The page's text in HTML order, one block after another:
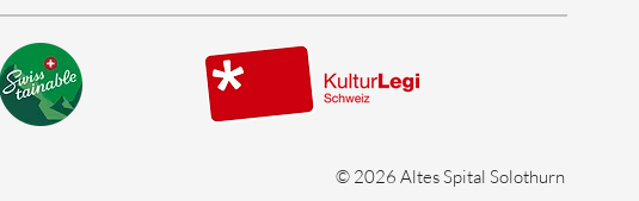
© 2026 Altes Spital Solothurn